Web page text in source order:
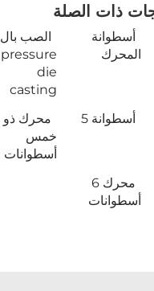
ذات الصلة
أسطوانة
المحرك
الصب بال
pressure
die
casting
أسطوانة 5
محرك ذو
خمس
أسطوانات
محرك 6
أسطوانات